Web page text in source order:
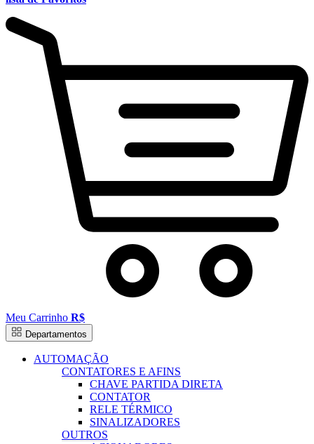
Meu Carrinho R$
Departamentos
AUTOMAÇÃO
CONTATORES E AFINS
CHAVE PARTIDA DIRETA
CONTATOR
RELE TÉRMICO
SINALIZADORES
OUTROS